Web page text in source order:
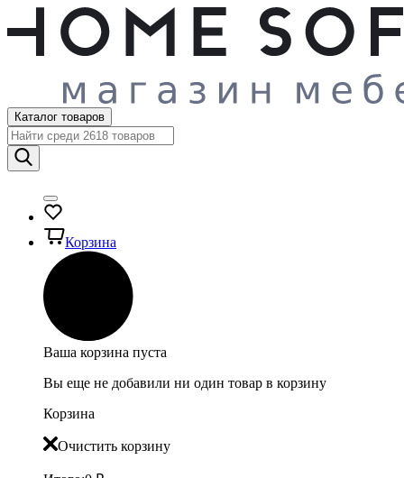
Каталог товаров
Корзина
Ваша корзина пуста
Вы еще не добавили ни один товар в корзину
Корзина
Очистить корзину